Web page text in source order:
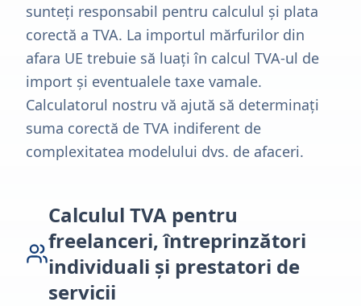
sunteți responsabil pentru calculul și plata
corectă a TVA. La importul mărfurilor din
afara UE trebuie să luați în calcul TVA-ul de
import și eventualele taxe vamale.
Calculatorul nostru vă ajută să determinați
suma corectă de TVA indiferent de
complexitatea modelului dvs. de afaceri.
Calculul TVA pentru
freelanceri, întreprinzători
individuali și prestatori de
servicii